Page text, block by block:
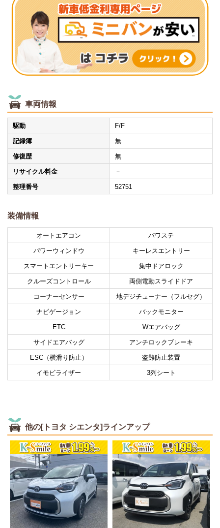
車両情報
駆動 F/F
記録簿 無
修復歴 無
リサイクル料金 －
整理番号 52751
装備情報
オートエアコン パワステ
パワーウィンドウ キーレスエントリー
スマートエントリーキー 集中ドアロック
クルーズコントロール 両側電動スライドドア
コーナーセンサー 地デジチューナー（フルセグ）
ナビゲージョン バックモニター
ETC Wエアバッグ
サイドエアバッグ アンチロックブレーキ
ESC（横滑り防止） 盗難防止装置
イモビライザー 3列シート
他の[トヨタ シエンタ]ラインアップ